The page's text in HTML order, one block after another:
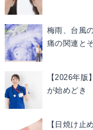
梅雨、台風
痛の関連と
【2026年
が始めどき
【日焼け止